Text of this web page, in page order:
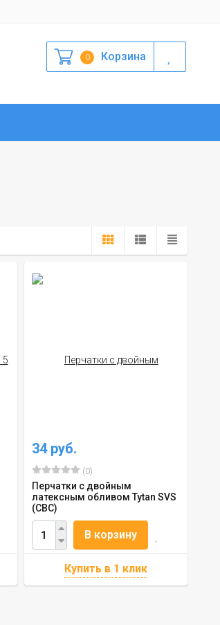
0 Корзина
34 руб.
(0)
Перчатки с двойным
латексным обливом Tytan SVS
(СВС)
В корзину